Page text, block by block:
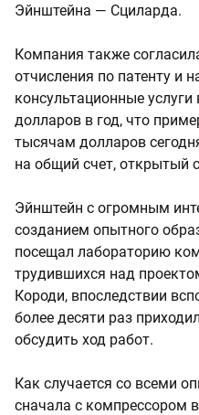
Эйнштейна — Сциларда.
Компания также
отчисления по патенту и
консультационные
долларов в год, что
тысячам долларов
на общий счет, открытый
Эйнштейн с огромным
созданием опытного
посещал лабораторию
трудившихся над
Короди, впоследствии
более десяти раз
обсудить ход работ.
Как случается со всеми
сначала с компрессором